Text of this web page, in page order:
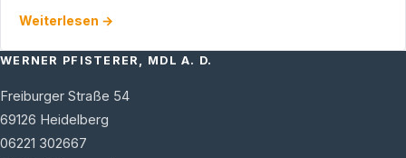
mit MdL a.D. Werner …
Weiterlesen →
WERNER PFISTERER, MDL A. D.
Freiburger Straße 54
69126 Heidelberg
06221 302667